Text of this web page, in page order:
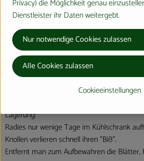
Ernte:
Unter dem Radieschenbestand müssen
werden, die eine ausgeprägte, pralle
sind alle Pflanzen zum gleichen Zeitpunkt
Radieschen am Laub einzeln
der Knolle abdrehen - es kann
Lagerung:
Radies nur wenige Tage im Kühlschrank
Knollen verlieren schnell ihren "Biß".
Entfernt man zum Aufbewahren die Blätter,
Privacy) die Möglichkeit genau
Dienstleister ihr Daten weitergebt.
Cookieeinstellungen
Nur notwendige Cookies zulassen
Alle Cookies zulassen